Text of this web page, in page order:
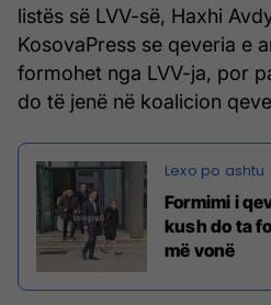
listës së LVV-së, Haxhi
KosovaPress se qeveria e
formohet nga LVV-ja, por
do të jenë në koalicion
Formimi i
kush do ta
më vonë